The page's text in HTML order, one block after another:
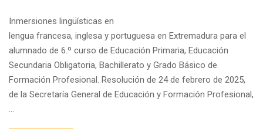
Inmersiones lingüísticas en
lengua francesa, inglesa y portuguesa en Extremadura para el
alumnado de 6.º curso de Educación Primaria, Educación
Secundaria Obligatoria, Bachillerato y Grado Básico de
Formación Profesional. Resolución de 24 de febrero de 2025,
de la Secretaría General de Educación y Formación Profesional,
…